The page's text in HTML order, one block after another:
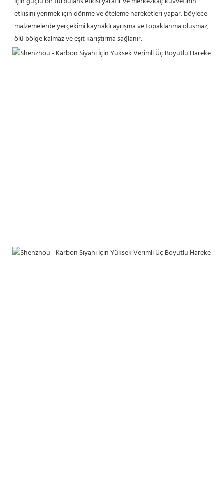
etkisini yenmek için dönme ve öteleme hareketleri yapar; böylece
malzemelerde yerçekimi kaynaklı ayrışma ve topaklanma oluşmaz,
ölü bölge kalmaz ve eşit karıştırma sağlanır.